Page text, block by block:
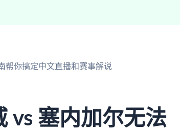
帮你搞定中文直播和赛事解说
vs 塞内加尔无法